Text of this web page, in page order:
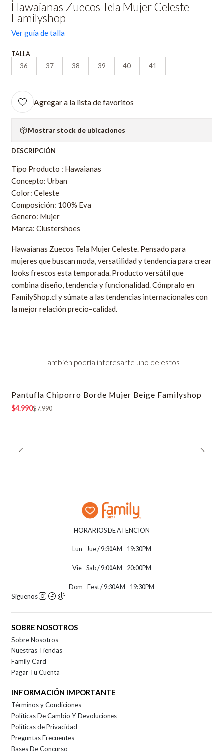
Hawaianas Zuecos Tela Mujer Celeste
Familyshop
Ver guía de talla
TALLA
36
37 38 39 40 41
Agregar a la lista de favoritos
Mostrar stock de ubicaciones
DESCRIPCIÓN
Tipo Producto : Hawaianas
Concepto: Urban
Color: Celeste
Composición: 100% Eva
Genero: Mujer
Marca: Clustershoes
Hawaianas Zuecos Tela Mujer Celeste. Pensado para
mujeres que buscan moda, versatilidad y tendencia para crear
looks frescos esta temporada. Producto versátil que
combina diseño, tendencia y funcionalidad. Cómpralo en
FamilyShop.cl y súmate a las tendencias internacionales con
la mejor relación precio–calidad.
También podría interesarte uno de estos
-38% OFF
Pantufla Chiporro Borde Mujer Beige Familyshop
$4.990$7.990
HORARIOS DE ATENCION
Lun - Jue / 9:30AM - 19:30PM
Vie - Sab / 9:00AM - 20:00PM
Dom - Fest / 9:30AM - 19:30PM
Síguenos
SOBRE NOSOTROS
Sobre Nosotros
Nuestras Tiendas
Family Card
Pagar Tu Cuenta
INFORMACIÓN IMPORTANTE
Términos y Condiciones
Políticas De Cambio Y Devoluciones
Políticas de Privacidad
Preguntas Frecuentes
Bases De Concurso